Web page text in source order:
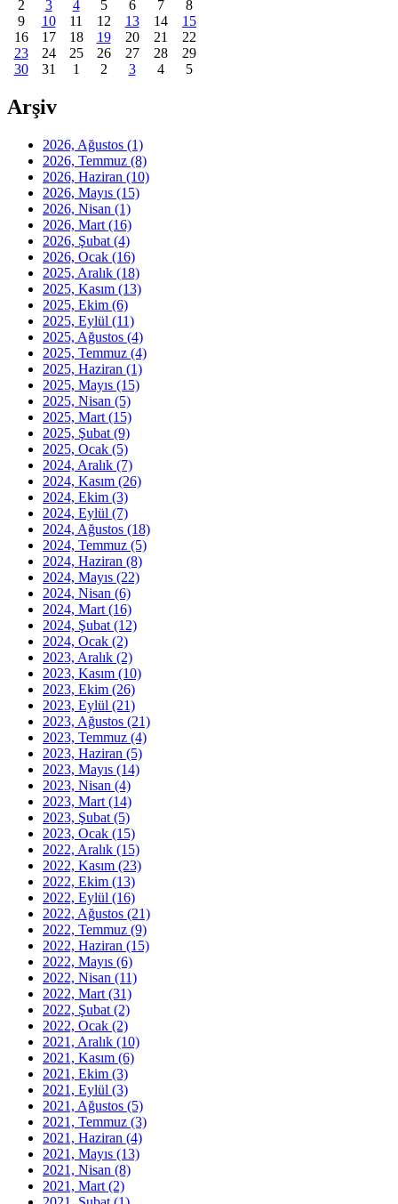
2 3 4 5 6 7
8
9
10 11 12 13 14
15
16
17 18 19 20 21
22
23
24 25 26 27 28
29
30
31 1 2 3 4 5
Arşiv
2026, Ağustos (1)
2026, Temmuz (8)
2026, Haziran (10)
2026, Mayıs (15)
2026, Nisan (1)
2026, Mart (16)
2026, Şubat (4)
2026, Ocak (16)
2025, Aralık (18)
2025, Kasım (13)
2025, Ekim (6)
2025, Eylül (11)
2025, Ağustos (4)
2025, Temmuz (4)
2025, Haziran (1)
2025, Mayıs (15)
2025, Nisan (5)
2025, Mart (15)
2025, Şubat (9)
2025, Ocak (5)
2024, Aralık (7)
2024, Kasım (26)
2024, Ekim (3)
2024, Eylül (7)
2024, Ağustos (18)
2024, Temmuz (5)
2024, Haziran (8)
2024, Mayıs (22)
2024, Nisan (6)
2024, Mart (16)
2024, Şubat (12)
2024, Ocak (2)
2023, Aralık (2)
2023, Kasım (10)
2023, Ekim (26)
2023, Eylül (21)
2023, Ağustos (21)
2023, Temmuz (4)
2023, Haziran (5)
2023, Mayıs (14)
2023, Nisan (4)
2023, Mart (14)
2023, Şubat (5)
2023, Ocak (15)
2022, Aralık (15)
2022, Kasım (23)
2022, Ekim (13)
2022, Eylül (16)
2022, Ağustos (21)
2022, Temmuz (9)
2022, Haziran (15)
2022, Mayıs (6)
2022, Nisan (11)
2022, Mart (31)
2022, Şubat (2)
2022, Ocak (2)
2021, Aralık (10)
2021, Kasım (6)
2021, Ekim (3)
2021, Eylül (3)
2021, Ağustos (5)
2021, Temmuz (3)
2021, Haziran (4)
2021, Mayıs (13)
2021, Nisan (8)
2021, Mart (2)